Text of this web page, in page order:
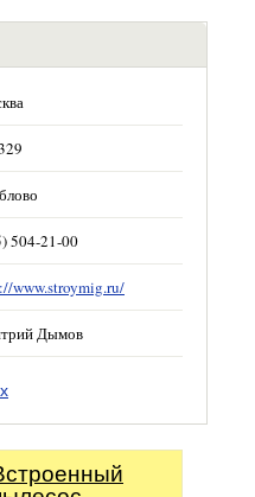
504-21-00
www.stroymig.ru/
Дымов